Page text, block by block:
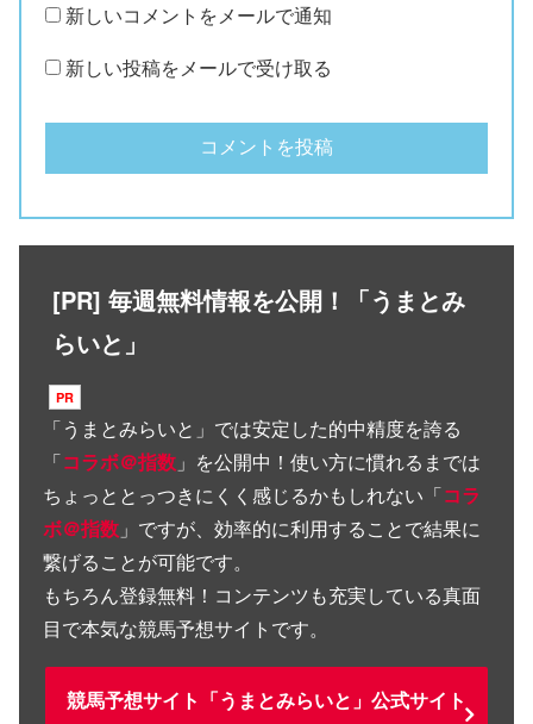
新しいコメントをメールで通知
新しい投稿をメールで受け取る
[PR] 毎週無料情報を公開！「うまとみ
らいと」
「うまとみらいと 」では安定した的中精度を誇る
「コラボ＠指数 」を公開中！使い方に慣れるまでは
ちょっととっつきにくく感じるかもしれない「コラ
ボ＠指数 」ですが、効率的に利用することで結果に
繋げることが可能です。
もちろん登録無料！コンテンツも充実している真面
目で本気な競馬予想サイトです。
競馬予想サイト「うまとみらいと」公式サイト